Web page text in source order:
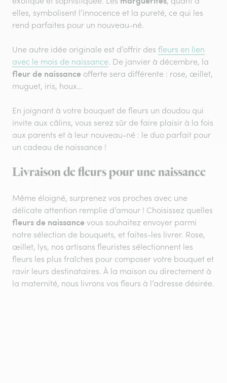
elles, symbolisent l’innocence et la pureté, ce qui les
rend parfaites pour un nouveau-né.
Une autre idée originale est d’offrir des fleurs en lien
avec le mois de naissance. De janvier à décembre, la
fleur de naissance offerte sera différente : rose, œillet,
muguet, iris, houx…
En joignant à votre bouquet de fleurs un doudou qui
invite aux câlins, vous serez sûr de faire plaisir à la fois
aux parents et à leur nouveau-né : le duo parfait pour
un cadeau de naissance !
Livraison de fleurs pour une naissance
Même éloigné, surprenez vos proches avec une
délicate attention remplie d’amour ! Choisissez quelles
fleurs de naissance vous souhaitez envoyer parmi
notre sélection de bouquets, et faites-les livrer. Rose,
œillet, lys, nos artisans fleuristes sélectionnent les
fleurs les plus fraîches pour composer votre bouquet et
ravir leurs destinataires. À la maison ou directement à
la maternité, nous livrons vos fleurs à l’adresse désirée.